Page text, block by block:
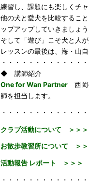
練習し、課題にも楽しくチ
他の犬と愛犬を比較するこ
ップアップしていきましょう
そして「遊び」こそ犬と人
レッスンの最後は、海・山
・・・・・・・・・・・・
◆ 講師紹介
One for Wan Partner 西岡
師を担当します。
・・・・・・・・・・・・
クラブ活動について ＞＞＞
お散歩教習所について ＞＞
活動報告 レポート ＞＞＞
・・・・・・・・・・・・